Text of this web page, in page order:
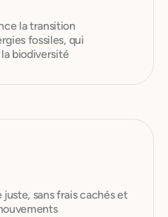
la transition
fossiles, qui
biodiversité
sans frais cachés et